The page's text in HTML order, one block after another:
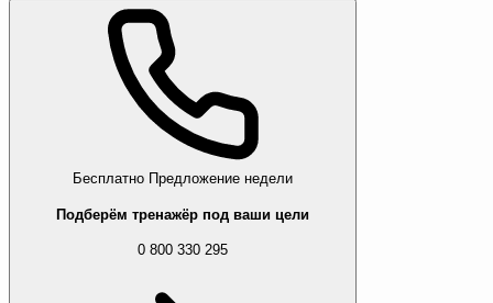
Бесплатно Предложение недели
Подберём тренажёр под ваши цели
0 800 330 295